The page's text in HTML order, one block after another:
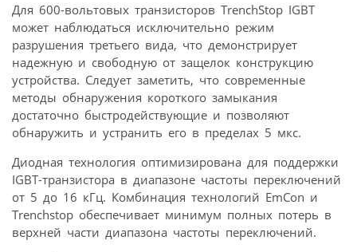
Для 600-вольтовых транзисторов TrenchStop IGBT
может наблюдаться исключительно режим
разрушения третьего вида, что демонстрирует
надежную и свободную от защелок конструкцию
устройства. Следует заметить, что современные
методы обнаружения короткого замыкания
достаточно быстродействующие и позволяют
обнаружить и устранить его в пределах 5 мкс.
Диодная технология оптимизирована для поддержки
IGBT-транзистора в диапазоне частоты переключений
от 5 до 16 кГц. Комбинация технологий EmCon и
Trenchstop обеспечивает минимум полных потерь в
верхней части диапазона частоты переключений.